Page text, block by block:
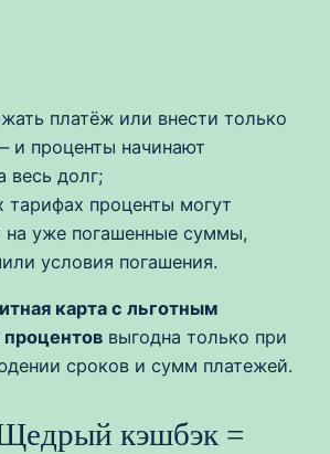
платёж или внести только
и проценты начинают
весь долг;
проценты могут
на уже погашенные суммы,
условия погашения.
карта с льготным
выгодна только при
сроков и сумм платежей.
кэшбэк =